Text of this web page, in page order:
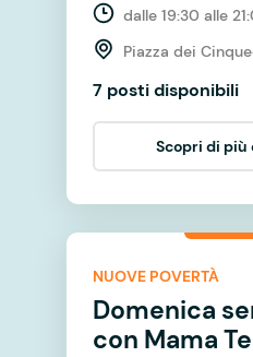
dalle 19:30 alle
Piazza dei
7 posti disponibili
Scopri di più
NUOVE POVERTÀ
Domenica
con Mama